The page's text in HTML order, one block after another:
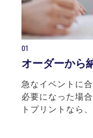
01
オーダーから
急なイベントに
必要になった場
トプリントなら